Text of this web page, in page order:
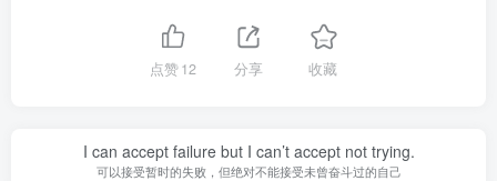
点赞12 分享 收藏
I can accept failure but I can’t accept not trying.
可以接受暂时的失败，但绝对不能接受未曾奋斗过的自己